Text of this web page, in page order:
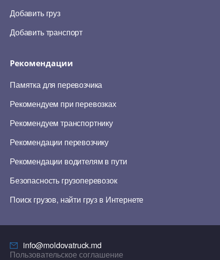
Добавить груз
Добавить транспорт
Рекомендации
Памятка для перевозчика
Рекомендуем при перевозках
Рекомендуем транспортнику
Рекомендации перевозчику
Рекомендации водителям в пути
Безопасность грузоперевозок
Поиск грузов, найти груз в Интернете
info@moldovatruck.md
Пользовательское соглашение